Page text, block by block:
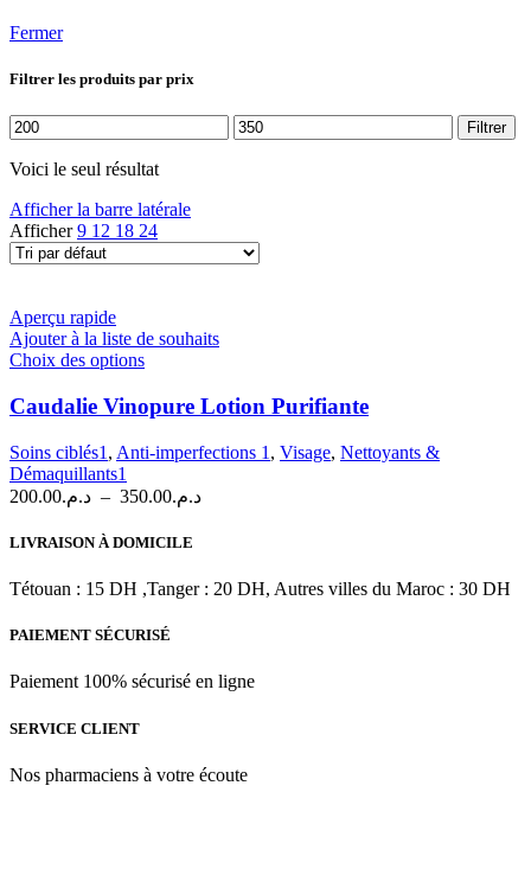
Fermer
Filtrer les produits par prix
Prix
min
Prix
max
Filtrer
Voici le seul résultat
Afficher la barre latérale
Afficher9 12 18 24
Aperçu rapide
Ajouter à la liste de souhaits
Choix des optionsCe
a
plusieurs
variations.
Les
options
peuvent
choisies
la
du
Caudalie Vinopure Lotion Purifiante
Soins ciblés1 , Anti-imperfections 1 , Visage, Nettoyants &
Démaquillants1
د.م.200.00 – د.م.350.00
Plage
د.م.350.00
LIVRAISON À DOMICILE
Tétouan : 15 DH ,Tanger : 20 DH, Autres villes du Maroc : 30 DH
PAIEMENT SÉCURISÉ
Paiement 100% sécurisé en ligne
SERVICE CLIENT
Nos pharmaciens à votre écoute